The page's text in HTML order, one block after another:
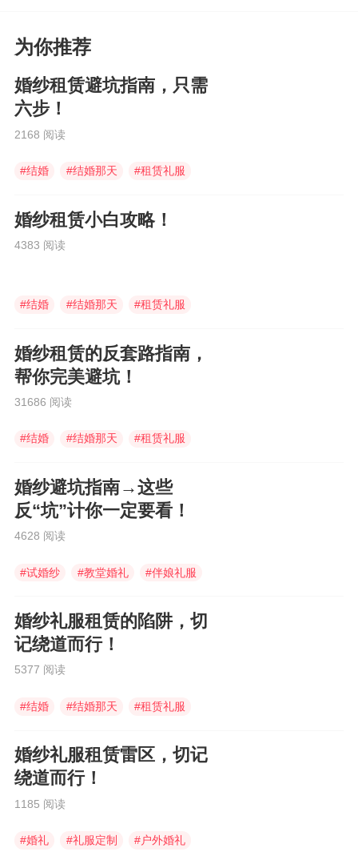
为你推荐
婚纱租赁避坑指南，只需
六步！
2168 阅读
#结婚 #结婚那天 #租赁礼服
婚纱租赁小白攻略！
4383 阅读
#结婚 #结婚那天 #租赁礼服
婚纱租赁的反套路指南，
帮你完美避坑！
31686 阅读
#结婚 #结婚那天 #租赁礼服
婚纱避坑指南→这些
反“坑”计你一定要看！
4628 阅读
#试婚纱 #教堂婚礼 #伴娘礼服
婚纱礼服租赁的陷阱，切
记绕道而行！
5377 阅读
#结婚 #结婚那天 #租赁礼服
婚纱礼服租赁雷区，切记
绕道而行！
1185 阅读
#婚礼 #礼服定制 #户外婚礼